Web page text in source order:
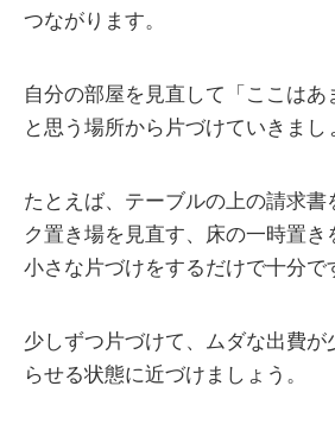
つながります。
自分の部屋を見直して「ここはあ
と思う場所から片づけていきまし
たとえば、テーブルの上の請求書
ク置き場を見直す、床の一時置き
小さな片づけをするだけで十分で
少しずつ片づけて、ムダな出費が
らせる状態に近づけましょう。